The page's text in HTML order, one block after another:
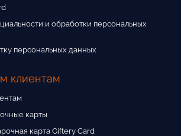
и обработки персональных
персональных данных
клиентам
карты
карта Giftery Card